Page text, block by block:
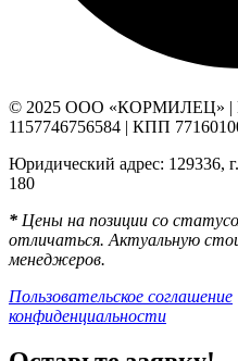
© 2025 ООО «КОРМИЛЕЦ» |
1157746756584 | КПП
Юридический адрес: 129336,
180
* Цены на позиции со
отличаться. Актуальную
менеджеров.
Пользовательское соглашение
конфиденциальности